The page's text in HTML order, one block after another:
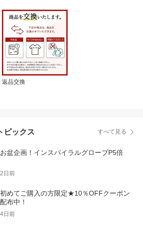
返品交換
ピックス すべて見る
お盆企画！インスパイラルグローブP5倍
2日前
初めてご購入の方限定★10％OFFクーポン
配布中！
4日前